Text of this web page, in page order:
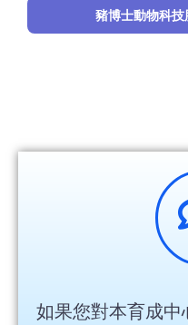
豬博士動物科
如果您對本育成